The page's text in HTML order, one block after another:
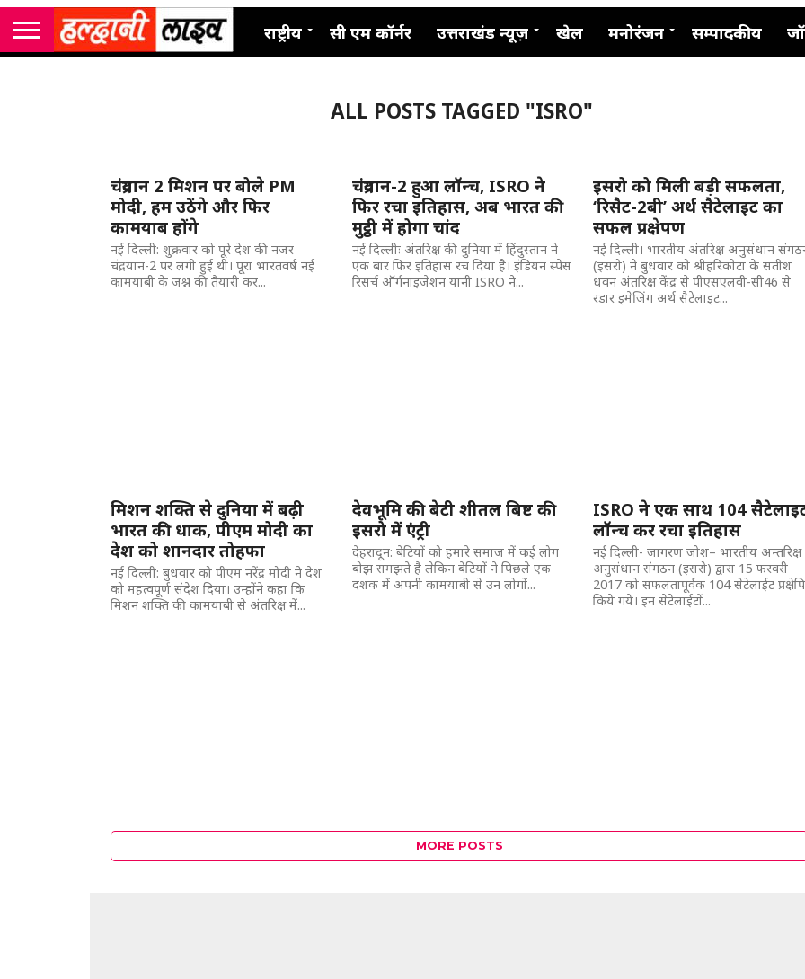
राष्ट्रीय सी एम कॉर्नर उत्तराखंड न्यूज़ खेल मनोरंजन सम्पादकीय
ALL POSTS TAGGED "ISRO"
चंद्रयान 2 मिशन पर बोले PM
मोदी, हम उठेंगे और फिर
कामयाब होंगे
नई दिल्ली: शुक्रवार को पूरे देश की नजर
चंद्रयान-2 पर लगी हुई थी। पूरा भारतवर्ष नई
कामयाबी के जश्न की तैयारी कर...
चंद्रयान-2 हुआ लॉन्च, ISRO ने
फिर रचा इतिहास, अब भारत की
मुट्ठी में होगा चांद
नई दिल्लीः अंतरिक्ष की दुनिया में हिंदुस्तान ने
एक बार फिर इतिहास रच दिया है। इंडियन स्पेस
रिसर्च ऑर्गनाइजेशन यानी ISRO ने...
इसरो को मिली बड़ी सफलता,
‘रिसैट-2बी’ अर्थ सैटेलाइट का
सफल प्रक्षेपण
नई दिल्ली। भारतीय अंतरिक्ष अनुसंधान
(इसरो) ने बुधवार को श्रीहरिकोटा के सतीश
धवन अंतरिक्ष केंद्र से पीएसएलवी-सी46 से
रडार इमेजिंग अर्थ सैटेलाइट...
मिशन शक्ति से दुनिया में बढ़ी
भारत की धाक, पीएम मोदी का
देश को शानदार तोहफा
नई दिल्ली: बुधवार को पीएम नरेंद्र मोदी ने देश
को महत्वपूर्ण संदेश दिया। उन्होंने कहा कि
मिशन शक्ति की कामयाबी से अंतरिक्ष में...
देवभूमि की बेटी शीतल बिष्ट की
इसरो में एंट्री
देहरादून: बेटियों को हमारे समाज में कई लोग
बोझ समझते है लेकिन बेटियों ने पिछले एक
दशक में अपनी कामयाबी से उन लोगों...
ISRO ने एक साथ 104
लॉन्च कर रचा इतिहास
नई दिल्ली- जागरण जोश– भारतीय अन्तरिक्ष
अनुसंधान संगठन (इसरो) द्वारा 15 फरवरी
2017 को सफलतापूर्वक 104 सेटेलाईट
किये गये। इन सेटेलाईटों...
MORE POSTS